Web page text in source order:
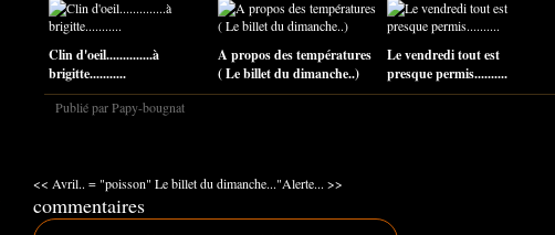
Clin d'oeil..............à
brigitte...........
A propos des températures
( Le billet du dimanche..)
Le vendredi tout est
presque permis..........
Publié par Papy-bougnat
<< Avril.. = "poisson" Le billet du dimanche..."Alerte... >>
commentaires